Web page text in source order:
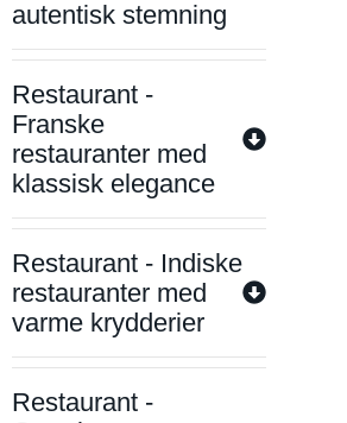
autentisk stemning
Restaurant -
Franske
restauranter med
klassisk elegance
Restaurant - Indiske
restauranter med
varme krydderier
Restaurant -